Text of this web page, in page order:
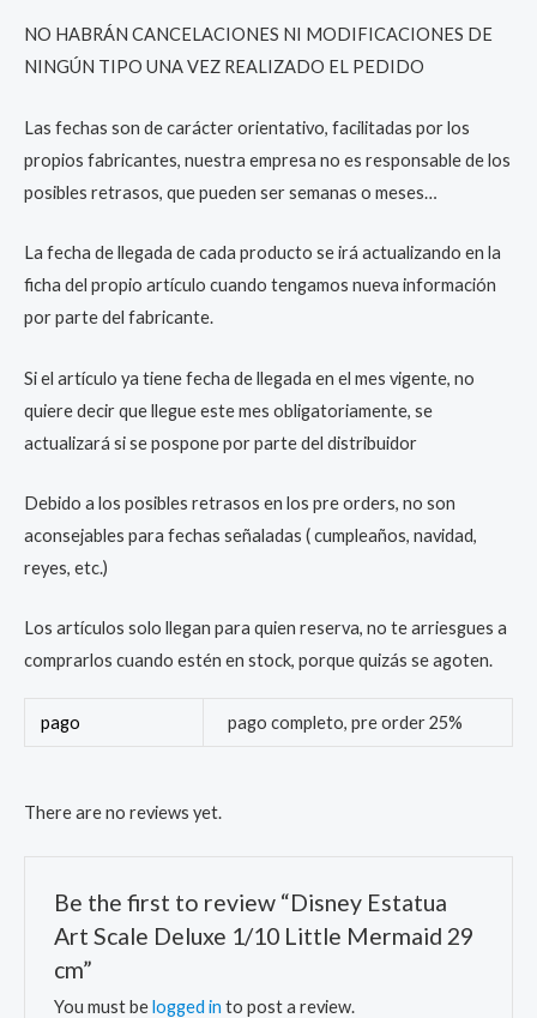
NO HABRÁN CANCELACIONES NI MODIFICACIONES DE
NINGÚN TIPO UNA VEZ REALIZADO EL PEDIDO
Las fechas son de carácter orientativo, facilitadas por los
propios fabricantes, nuestra empresa no es responsable de los
posibles retrasos, que pueden ser semanas o meses…
La fecha de llegada de cada producto se irá actualizando en la
ficha del propio artículo cuando tengamos nueva información
por parte del fabricante.
Si el artículo ya tiene fecha de llegada en el mes vigente, no
quiere decir que llegue este mes obligatoriamente, se
actualizará si se pospone por parte del distribuidor
Debido a los posibles retrasos en los pre orders, no son
aconsejables para fechas señaladas ( cumpleaños, navidad,
reyes, etc.)
Los artículos solo llegan para quien reserva, no te arriesgues a
comprarlos cuando estén en stock, porque quizás se agoten.
pago pago completo, pre order 25%
There are no reviews yet.
Be the first to review “Disney Estatua
Art Scale Deluxe 1/10 Little Mermaid 29
cm”
You must belogged in to post a review.